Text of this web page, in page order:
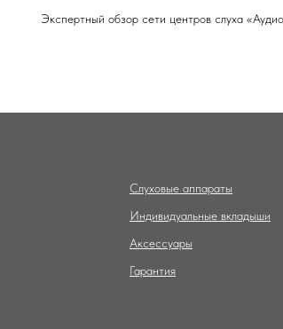
Экспертный обзор сети центров слуха
Слуховые аппараты
Индивидуальные вкладыши
Аксессуары
Гарантия